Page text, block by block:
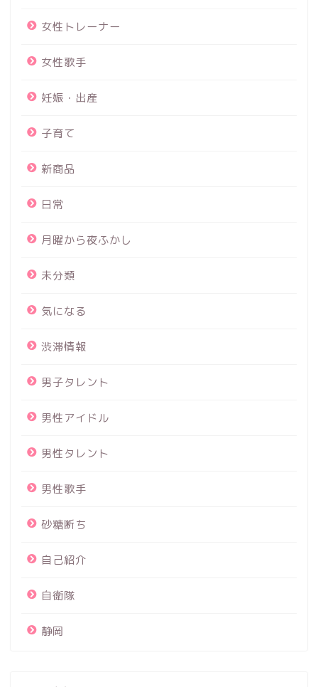
女性トレーナー
女性歌手
妊娠・出産
子育て
新商品
日常
月曜から夜ふかし
未分類
気になる
渋滞情報
男子タレント
男性アイドル
男性タレント
男性歌手
砂糖断ち
自己紹介
自衛隊
静岡